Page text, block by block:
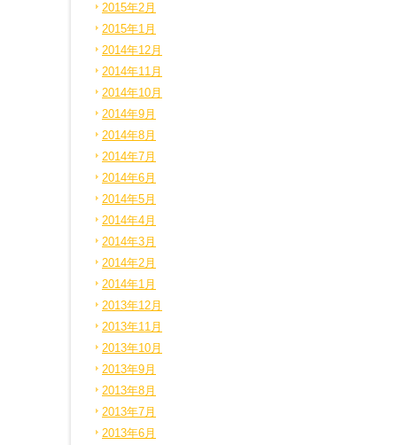
2015年2月
2015年1月
2014年12月
2014年11月
2014年10月
2014年9月
2014年8月
2014年7月
2014年6月
2014年5月
2014年4月
2014年3月
2014年2月
2014年1月
2013年12月
2013年11月
2013年10月
2013年9月
2013年8月
2013年7月
2013年6月